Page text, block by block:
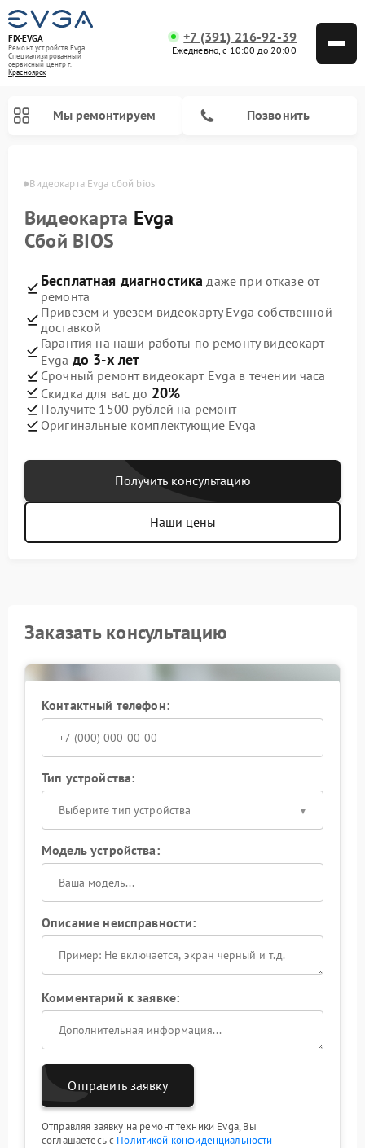
FIX-EVGA
Ремонт устройств Evga
Специализированный
cервисный центр г.
Красноярск
+7 (391) 216-92-39
Ежедневно, с 10:00 до 20:00
Мы ремонтируем Позвонить
Видеокарта Evga сбой bios
Видеокарта Evga
Сбой BIOS
Бесплатная диагностика даже при отказе от
ремонта
Привезем и увезем видеокарту Evga собственной
доставкой
Гарантия на наши работы по ремонту видеокарт
Evga до 3-х лет
Срочный ремонт видеокарт Evga в течении часа
Скидка для вас до 20%
Получите 1500 рублей на ремонт
Оригинальные комплектующие Evga
Получить консультацию
Наши цены
Заказать консультацию
Контактный телефон:
Тип устройства:
Выберите тип устройства
Модель устройства:
Описание неисправности:
Комментарий к заявке:
Отправить заявку
Отправляя заявку на ремонт техники Evga, Вы
соглашаетесь с Политикой конфиденциальности